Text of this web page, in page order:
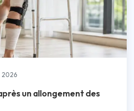
2026
un allongement des